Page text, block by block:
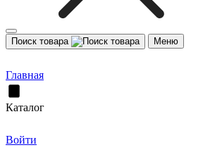
Поиск товара Меню
Главная
Каталог
Войти